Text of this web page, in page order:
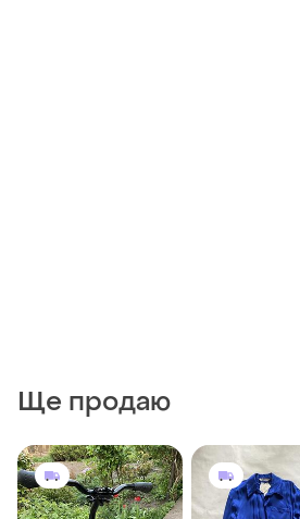
Ще продаю